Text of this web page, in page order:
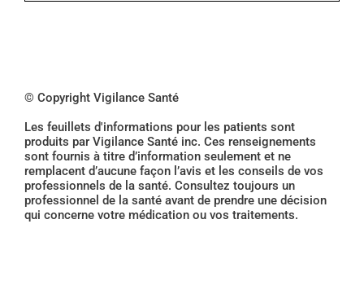
© Copyright Vigilance Santé
Les feuillets d'informations pour les patients sont
produits par Vigilance Santé inc. Ces renseignements
sont fournis à titre d’information seulement et ne
remplacent d’aucune façon l’avis et les conseils de vos
professionnels de la santé. Consultez toujours un
professionnel de la santé avant de prendre une décision
qui concerne votre médication ou vos traitements.